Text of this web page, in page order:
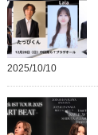
2025/10/10